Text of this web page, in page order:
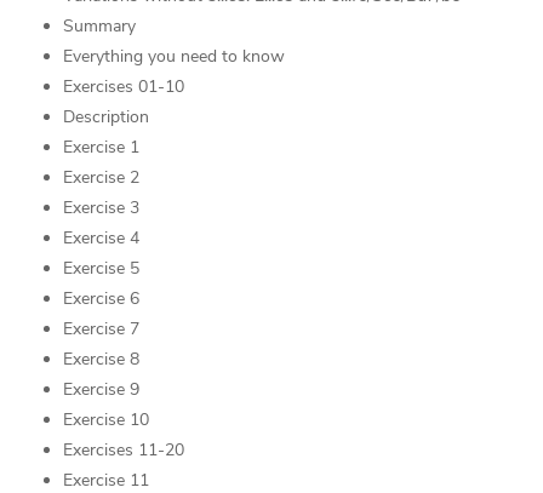
Summary
Everything you need to know
Exercises 01-10
Description
Exercise 1
Exercise 2
Exercise 3
Exercise 4
Exercise 5
Exercise 6
Exercise 7
Exercise 8
Exercise 9
Exercise 10
Exercises 11-20
Exercise 11